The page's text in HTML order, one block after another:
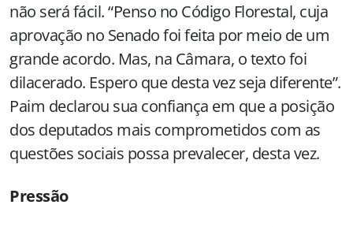
não será fácil. “Penso no Código Florestal, cuja
aprovação no Senado foi feita por meio de um
grande acordo. Mas, na Câmara, o texto foi
dilacerado. Espero que desta vez seja diferente”.
Paim declarou sua confiança em que a posição
dos deputados mais comprometidos com as
questões sociais possa prevalecer, desta vez.
Pressão